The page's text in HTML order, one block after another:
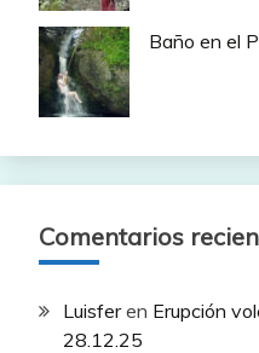
Baño en el
Comentarios
Luisferen Erupción
28.12.25